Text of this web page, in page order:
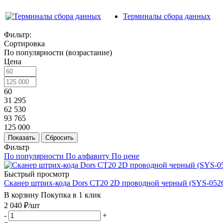
Терминалы сбора данных
Фильтр:
Сортировка
По популярности (возрастание)
Цена
60
31 295
62 530
93 765
125 000
Показать Сбросить
Фильтр
По популярности По алфавиту По цене
Быстрый просмотр
Сканер штрих-кода Dors CT20 2D проводной черный (SYS-
В корзину Покупка в 1 клик
2 040 ₽/шт
-
+